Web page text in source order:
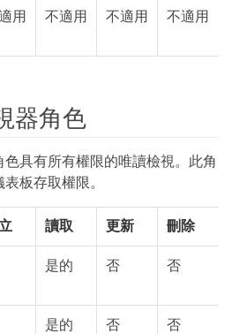
用 不適用 不適用 不適用
器角色
色具有所有權限的唯讀檢視。此角
板存取權限。
讀取 更新 刪除
是的 否 否
是的 否 否